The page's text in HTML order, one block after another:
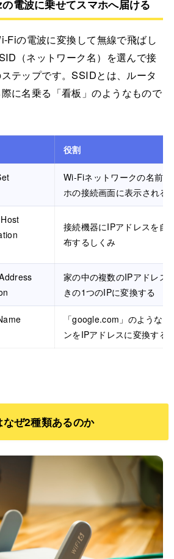
電波に乗せてスマホへ届ける
Fiの電波に変換して無線で飛ばし
（ネットワーク名）を選んで接
テップです。SSIDとは、ルータ
に名乗る「看板」のようなもので
役割
Wi-Fiネットワークの名前。
ホの接続画面に表示される
接続機器にIPアドレスを自
布するしくみ
家の中の複数のIPアドレス
きの1つのIPに変換する
「google.com」のような
ンをIPアドレスに変換する
ぜ2種類あるのか